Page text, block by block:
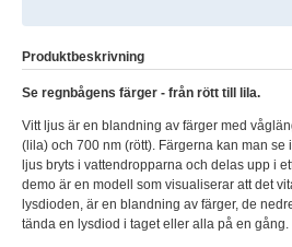
Produktbeskrivning
Se regnbågens färger - från rött till lila.
Vitt ljus är en blandning av färger med
(lila) och 700 nm (rött). Färgerna kan man
ljus bryts i vattendropparna och delas upp i
demo är en modell som visualiserar att det
lysdioden, är en blandning av färger, de
tända en lysdiod i taget eller alla på en gång.